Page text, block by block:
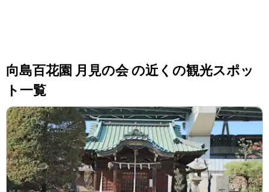
向島百花園 月見の会 の近くの観光スポッ
ト一覧